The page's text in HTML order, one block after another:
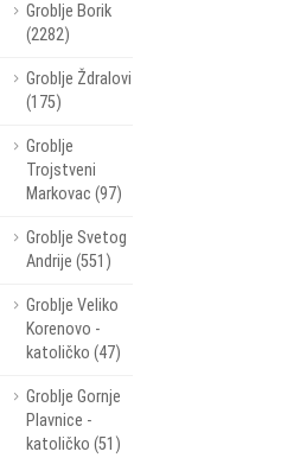
Groblje Borik
(2282)
Groblje Ždralovi
(175)
Groblje
Trojstveni
Markovac (97)
Groblje Svetog
Andrije (551)
Groblje Veliko
Korenovo -
katoličko (47)
Groblje Gornje
Plavnice -
katoličko (51)